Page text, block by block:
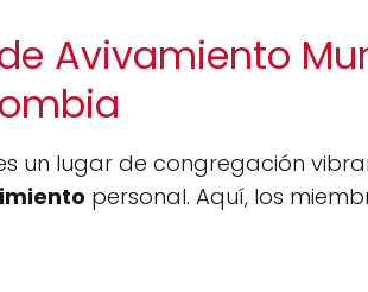
Avivamiento
un lugar de congregación
personal. Aquí, los